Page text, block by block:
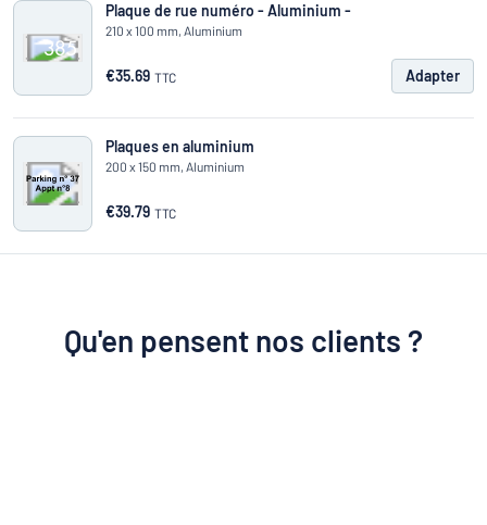
Plaque de rue numéro - Aluminium -
210 x 100 mm, Aluminium
€35.69 TTC Adapter
Plaques en aluminium
200 x 150 mm, Aluminium
€39.79 TTC
Qu'en pensent nos clients ?